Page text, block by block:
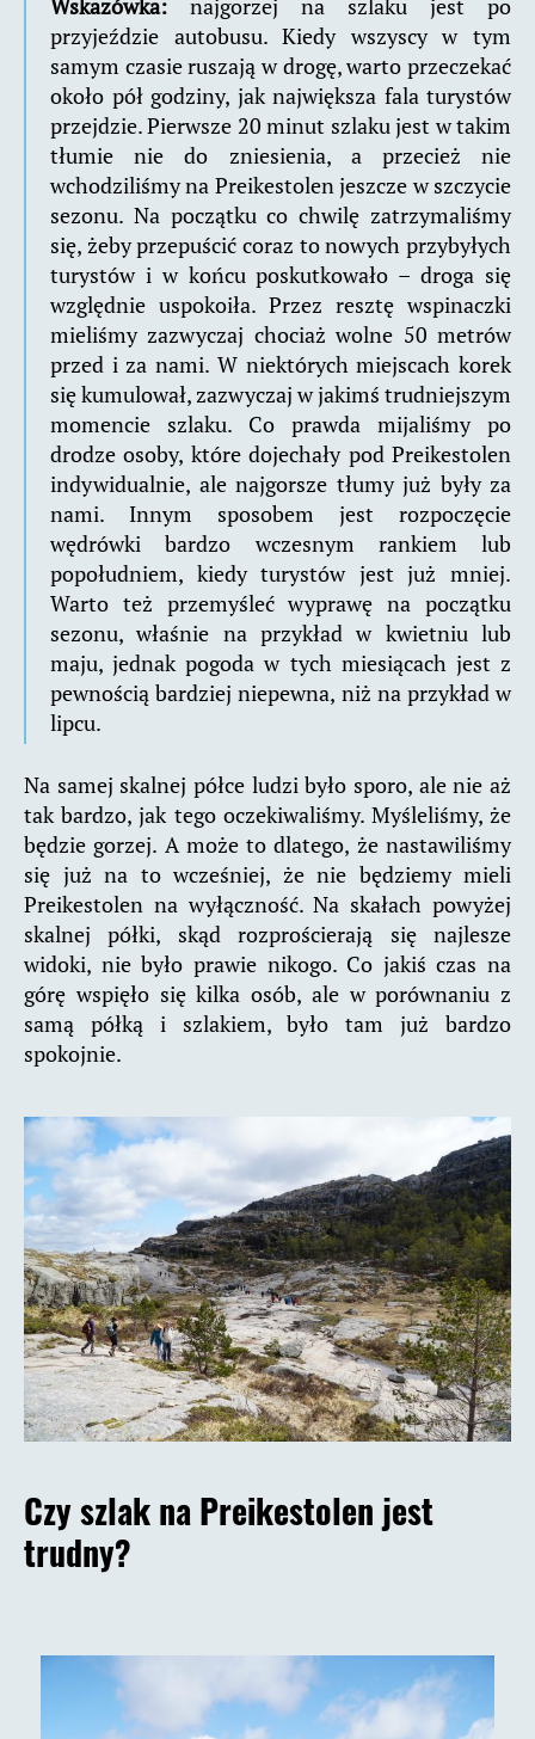
przyjeździe autobusu. Kiedy wszyscy w tym
samym czasie ruszają w drogę, warto przeczekać
około pół godziny, jak największa fala turystów
przejdzie. Pierwsze 20 minut szlaku jest w takim
tłumie nie do zniesienia, a przecież nie
wchodziliśmy na Preikestolen jeszcze w szczycie
sezonu. Na początku co chwilę zatrzymaliśmy
się, żeby przepuścić coraz to nowych przybyłych
turystów i w końcu poskutkowało – droga się
względnie uspokoiła. Przez resztę wspinaczki
mieliśmy zazwyczaj chociaż wolne 50 metrów
przed i za nami. W niektórych miejscach korek
się kumulował, zazwyczaj w jakimś trudniejszym
momencie szlaku. Co prawda mijaliśmy po
drodze osoby, które dojechały pod Preikestolen
indywidualnie, ale najgorsze tłumy już były za
nami. Innym sposobem jest rozpoczęcie
wędrówki bardzo wczesnym rankiem lub
popołudniem, kiedy turystów jest już mniej.
Warto też przemyśleć wyprawę na początku
sezonu, właśnie na przykład w kwietniu lub
maju, jednak pogoda w tych miesiącach jest z
pewnością bardziej niepewna, niż na przykład w
lipcu.
Na samej skalnej półce ludzi było sporo, ale nie aż
tak bardzo, jak tego oczekiwaliśmy. Myśleliśmy, że
będzie gorzej. A może to dlatego, że nastawiliśmy
się już na to wcześniej, że nie będziemy mieli
Preikestolen na wyłączność. Na skałach powyżej
skalnej półki, skąd rozprościerają się najlesze
widoki, nie było prawie nikogo. Co jakiś czas na
górę wspięło się kilka osób, ale w porównaniu z
samą półką i szlakiem, było tam już bardzo
spokojnie.
Czy szlak na Preikestolen jest
trudny?